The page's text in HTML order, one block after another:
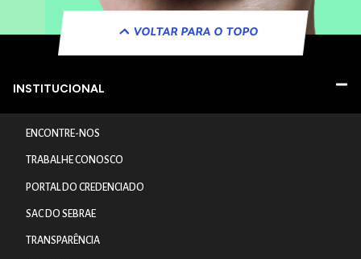
VOLTAR PARA O TOPO
INSTITUCIONAL
ENCONTRE-NOS
TRABALHE CONOSCO
PORTAL DO CREDENCIADO
SAC DO SEBRAE
TRANSPARÊNCIA